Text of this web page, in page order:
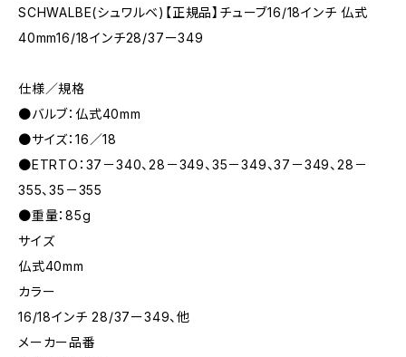
SCHWALBE(シュワルベ)【正規品】チューブ16/18インチ 仏式
40mm16/18インチ28/37ー349
仕様／規格
●バルブ：仏式40mm
●サイズ：16／18
●ETRTO：37－340、28－349、35－349、37－349、28－
355、35－355
●重量：85g
サイズ
仏式40mm
カラー
16/18インチ 28/37ー349、他
メーカー品番